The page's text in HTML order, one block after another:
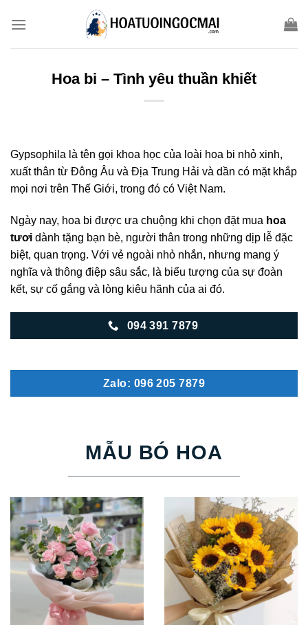
Hoa bi – Tình yêu thuần khiết
Gypsophila là tên gọi khoa học của loài hoa bi nhỏ xinh,
xuất thân từ Đông Âu và Địa Trung Hải và dần có mặt khắp
mọi nơi trên Thế Giới, trong đó có Việt Nam.
Ngày nay, hoa bi được ưa chuộng khi chọn đặt mua hoa
tươi dành tặng bạn bè, người thân trong những dịp lễ đặc
biệt, quan trọng. Với vẻ ngoài nhỏ nhắn, nhưng mang ý
nghĩa và thông điệp sâu sắc, là biểu tượng của sự đoàn
kết, sự cố gắng và lòng kiêu hãnh của ai đó.
094 391 7879
Zalo: 096 205 7879
MẪU BÓ HOA